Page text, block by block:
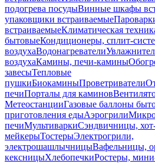
подогрева посудыВинные шкафы
упаковщики встраиваемые
встраиваемыеКлиматическая
бытовыеКондиционеры, сплит-
воздухаВодонагреватели
воздухаКамины, печи-камины
завесыТепловые
пушкиБиокаминыПроветриватели
печиПорталы для каминов
МетеостанцииГазовые баллоны
приготовления едыАэрогрили
печиМультиваркиСэндвичницы,
мейкерыТостерыЭлектрогрили,
электрошашлычницыВафельницы,
кексницыХлебопечкиРостеры,